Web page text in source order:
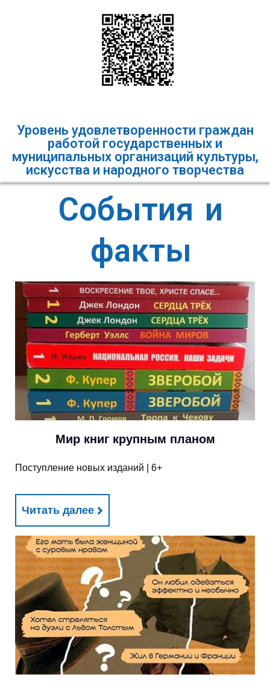
Уровень удовлетворенности граждан
работой государственных и
муниципальных организаций культуры,
искусства и народного творчества
События и
факты
Мир книг крупным планом
Поступление новых изданий | 6+
Читать далее